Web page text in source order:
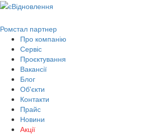
Ромстал партнер
Про компанію
Сервіс
Проєктування
Вакансії
Блог
Об'єкти
Контакти
Прайс
Новини
Акції